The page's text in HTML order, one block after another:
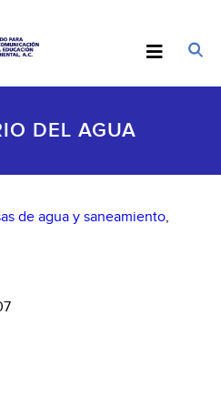
DEL AGUA
de agua y saneamiento,